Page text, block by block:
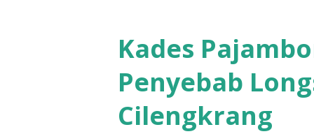
karena memang ketiga desa
sama di sekitar
juga menyoroti pentingnya
Kades
Penyebab
Cilengkrang